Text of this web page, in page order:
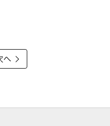
へ